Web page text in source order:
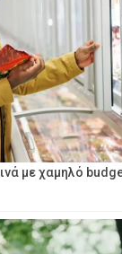
με χαμηλό